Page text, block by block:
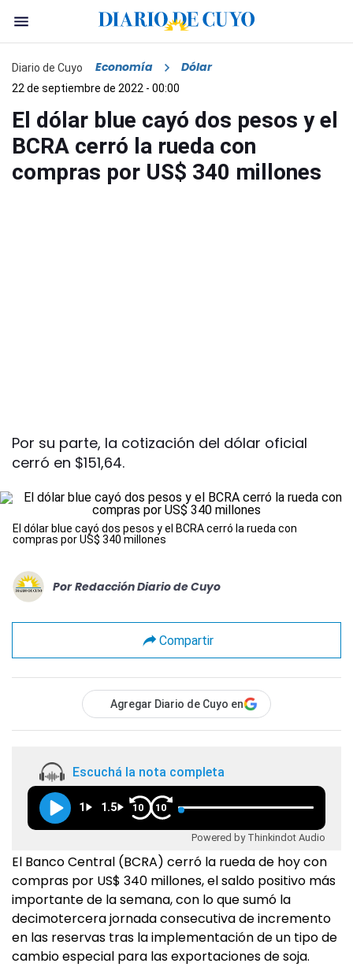
Diario de Cuyo Economía Dólar
22 de septiembre de 2022 - 00:00
El dólar blue cayó dos pesos y el
BCRA cerró la rueda con
compras por US$ 340 millones
Por su parte, la cotización del dólar oficial
cerró en $151,64.
El dólar blue cayó dos pesos y el BCRA cerró la rueda con
compras por US$ 340 millones
Por Redacción Diario de Cuyo
Compartir
Agregar Diario de Cuyo en
Escuchá la nota completa
1 1.5 10 10
Powered by Thinkindot Audio
El Banco Central (BCRA) cerró la rueda de hoy con
compras por US$ 340 millones, el saldo positivo más
importante de la semana, con lo que sumó la
decimotercera jornada consecutiva de incremento
en las reservas tras la implementación de un tipo de
cambio especial para las exportaciones de soja.